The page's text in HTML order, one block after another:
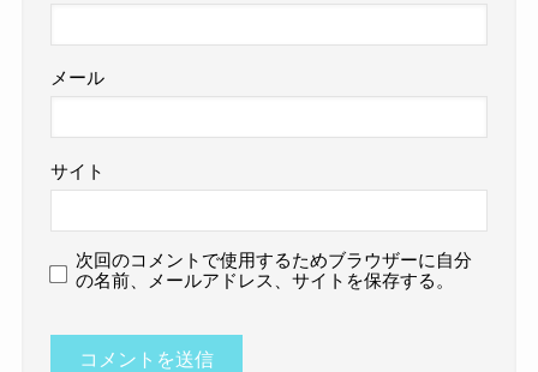
メール
サイト
次回のコメントで使用するためブラウザーに自分
の名前、メールアドレス、サイトを保存する。